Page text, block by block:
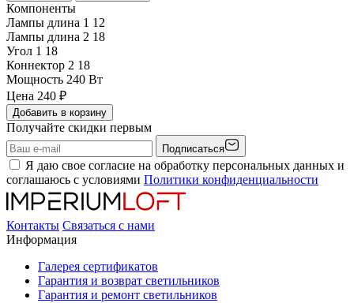
Компоненты
Лампы длина 1 12
Лампы длина 2 18
Угол 1 18
Коннектор 2 18
Мощность 240 Вт
Цена 240 ₽
Добавить в корзину
Получайте скидки первым
Подписаться
Я даю свое согласие на обработку персональных данных и
соглашаюсь с условиями Политики конфиденциальности
Контакты Связаться с нами
Информация
Галерея сертификатов
Гарантия и возврат светильников
Гарантия и ремонт светильников